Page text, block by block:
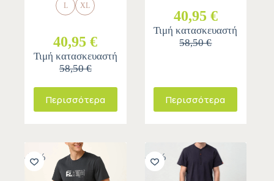
L XL
40,95 €
Τιμή κατασκευαστή
58,50 €
Περισσότερα
40,95 €
Τιμή κατασκευαστή
58,50 €
Περισσότερα
-30% -30%